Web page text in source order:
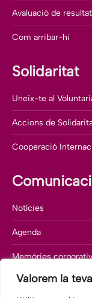
Valorem la
Avaluació de
Com arribar-hi
Solidaritat
Uneix-te al
Accions de
Cooperació
Notícies
Agenda
Memòries
Departament de